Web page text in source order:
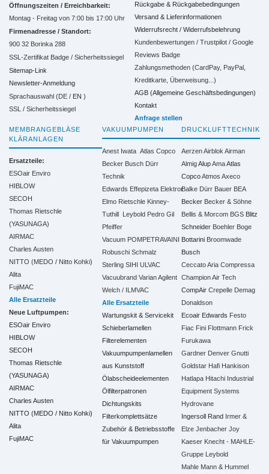
Öffnungszeiten / Erreichbarkeit:
Montag - Freitag von 7:00 bis 17:00 Uhr
Firmenadresse / Standort:
900 32 Borinka 288
SSL-Zertifikat Badge / Sicherheitssiegel
Sitemap-Link
Newsletter-Anmeldung
Sprachauswahl (DE / EN )
SSL / Sicherheitssiegel
Rückgabe & Rückgabebedingungen
Versand & Lieferinformationen
Widerrufsrecht / Widerrufsbelehrung
Kundenbewertungen / Trustpilot / Google
Reviews Badge
Zahlungsmethoden (CardPay, PayPal,
Kreditkarte, Überweisung...)
AGB (Allgemeine Geschäftsbedingungen)
Kontakt
Anfrage stellen
MEMBRANGEBLÄSE
KLÄRANLAGEN
Ersatzteile:
ESOair Enviro
HIBLOW
SECOH
Thomas Rietschle
(YASUNAGA)
AIRMAC
Charles Austen
NITTO (MEDO / Nitto Kohki)
Alita
FujiMAC
Alle Ersatzteile
Neue Luftpumpen:
ESOair Enviro
HIBLOW
SECOH
Thomas Rietschle
(YASUNAGA)
AIRMAC
Charles Austen
NITTO (MEDO / Nitto Kohki)
Alita
FujiMAC
VAKUUMPUMPEN
Anest Iwata Atlas Copco
Becker Busch Dürr
Technik
Edwards Effepizeta Elektror
Elmo Rietschle Kinney-
Tuthill Leybold Pedro Gil
Pfeiffer
Vacuum POMPETRAVAINI
Robuschi Schmalz
Sterling SIHI ULVAC
Vacuubrand Varian Agilent
Welch / ILMVAC
Alle Ersatzteile
Wartungskit & Servicekit
Schieberlamellen
Filterelementen
Vakuumpumpenlamellen
aus Kunststoff
Ölabscheideelementen
Ölfilterpatronen
Dichtungskits
Filterkomplettsätze
Zubehör & Betriebsstoffe
für Vakuumpumpen
DRUCKLUFTTECHNIK
AerzenAirblok Airman
Almig Alup Ama Atlas
Copco Atmos Axeco
Balke Dürr Bauer BEA
Becker Becker & Söhne
Bellis & Morcom BGS Blitz
Schneider Boehler Boge
Bottarini Broomwade
Busch
Ceccato Aria Compressa
Champion Air Tech
CompAir Crepelle Demag
Donaldson
Ecoair Edwards Festo
Fiac Fini Flottmann Frick
Furukawa
Gardner Denver Gnutti
Goldstar Hafi Hankison
Hatlapa Hitachi Industrial
Equipment Systems
Hydrovane
Ingersoll Rand Irmer &
Elze Jenbacher Joy
Kaeser Knecht - MAHLE-
Gruppe Leybold
Mahle Mann & Hummel